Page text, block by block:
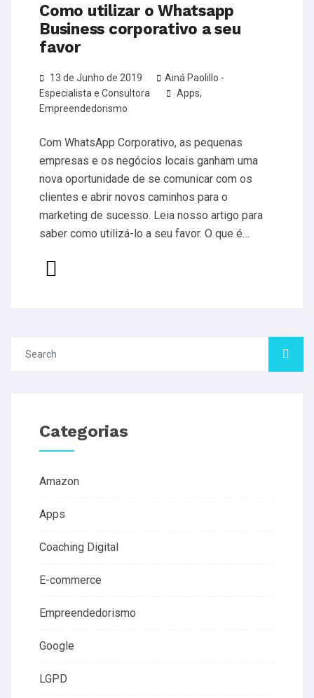
Como utilizar o Whatsapp
Business corporativo a seu
favor
13 de Junho de 2019
Ainá Paolillo -
Especialista e Consultora
Apps,
Empreendedorismo
Com WhatsApp Corporativo, as pequenas
empresas e os negócios locais ganham uma
nova oportunidade de se comunicar com os
clientes e abrir novos caminhos para o
marketing de sucesso. Leia nosso artigo para
saber como utilizá-lo a seu favor. O que é…
Categorias
Amazon
Apps
Coaching Digital
E-commerce
Empreendedorismo
Google
LGPD